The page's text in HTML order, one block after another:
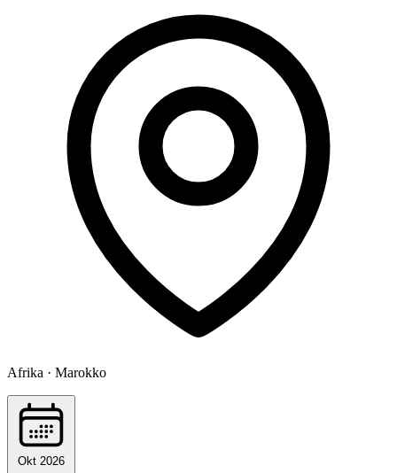
Afrika · Marokko
Okt 2026